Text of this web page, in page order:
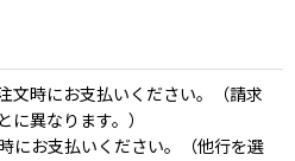
文時にお支払いください。（請求
異なります。）
にお支払いください。（他行を選